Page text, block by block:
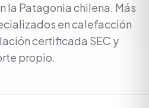
la Patagonia chilena. Más
en calefacción
certificada SEC y
propio.